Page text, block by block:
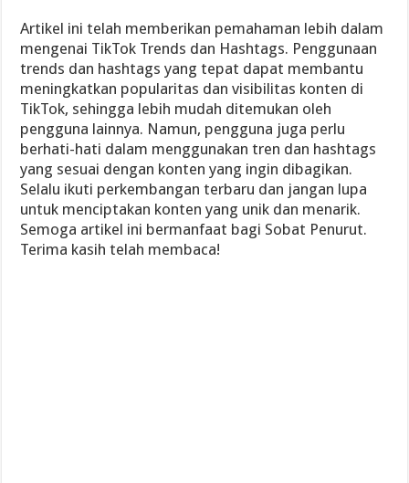
Artikel ini telah memberikan pemahaman lebih dalam
mengenai TikTok Trends dan Hashtags. Penggunaan
trends dan hashtags yang tepat dapat membantu
meningkatkan popularitas dan visibilitas konten di
TikTok, sehingga lebih mudah ditemukan oleh
pengguna lainnya. Namun, pengguna juga perlu
berhati-hati dalam menggunakan tren dan hashtags
yang sesuai dengan konten yang ingin dibagikan.
Selalu ikuti perkembangan terbaru dan jangan lupa
untuk menciptakan konten yang unik dan menarik.
Semoga artikel ini bermanfaat bagi Sobat Penurut.
Terima kasih telah membaca!